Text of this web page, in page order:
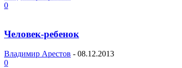
0
Человек-ребенок
Владимир Арестов - 08.12.2013
0